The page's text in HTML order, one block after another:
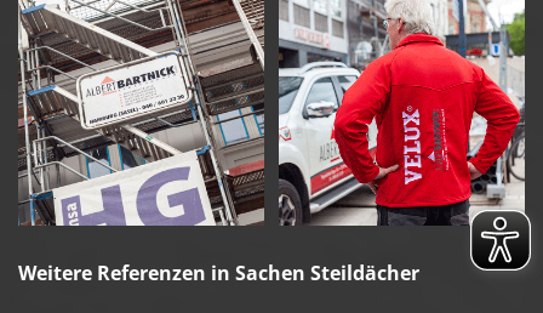
Weitere Referenzen in Sachen Steildächer